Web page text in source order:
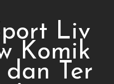
Liv
Komik
dan Ter